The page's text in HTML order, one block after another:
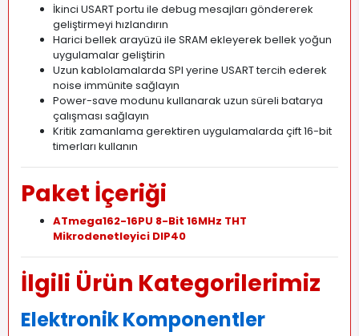
İkinci USART portu ile debug mesajları göndererek
geliştirmeyi hızlandırın
Harici bellek arayüzü ile SRAM ekleyerek bellek yoğun
uygulamalar geliştirin
Uzun kablolamalarda SPI yerine USART tercih ederek
noise immünite sağlayın
Power-save modunu kullanarak uzun süreli batarya
çalışması sağlayın
Kritik zamanlama gerektiren uygulamalarda çift 16-bit
timerları kullanın
Paket İçeriği
ATmega162-16PU 8-Bit 16MHz THT
Mikrodenetleyici DIP40
İlgili Ürün Kategorilerimiz
Elektronik Komponentler